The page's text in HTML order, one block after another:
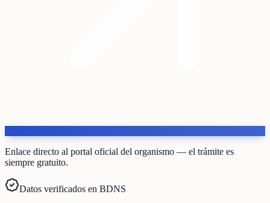
Enlace directo al portal oficial del organismo — el trámite es
siempre gratuito.
Datos verificados en BDNS